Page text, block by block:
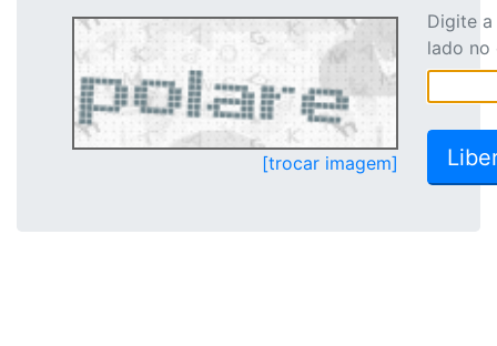
[trocar imagem]
Digite
lado no